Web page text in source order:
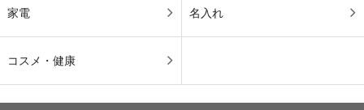
家電 名入れ
コスメ・健康